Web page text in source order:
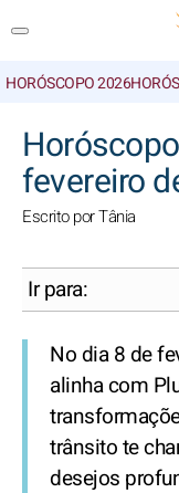
HORÓSCOPO 2026
fevereiro
Escrito por Tânia
Ir para:
No dia 8 de
alinha com
trânsito te
desejos